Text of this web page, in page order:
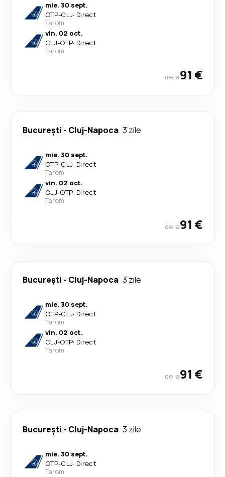
mie. 30 sept.
OTP-CLJ· Direct
Tarom
vin. 02 oct.
CLJ-OTP· Direct
Tarom
de la91 €
București - Cluj-Napoca 3 zile
mie. 30 sept.
OTP-CLJ· Direct
Tarom
vin. 02 oct.
CLJ-OTP· Direct
Tarom
de la91 €
București - Cluj-Napoca 3 zile
mie. 30 sept.
OTP-CLJ· Direct
Tarom
vin. 02 oct.
CLJ-OTP· Direct
Tarom
de la91 €
București - Cluj-Napoca 3 zile
mie. 30 sept.
OTP-CLJ· Direct
Tarom